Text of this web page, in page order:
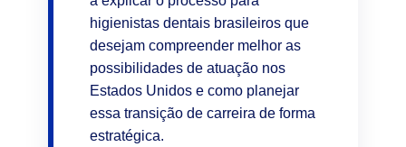
higienistas dentais brasileiros que
desejam compreender melhor as
possibilidades de atuação nos
Estados Unidos e como planejar
essa transição de carreira de forma
estratégica.